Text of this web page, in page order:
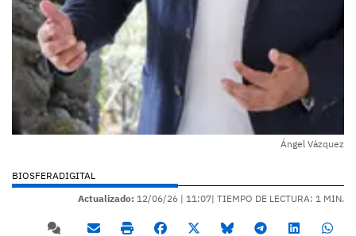
Ángel Vázquez
BIOSFERADIGITAL
Actualizado: 12/06/26 | 11:07| TIEMPO DE LECTURA: 1 MIN.